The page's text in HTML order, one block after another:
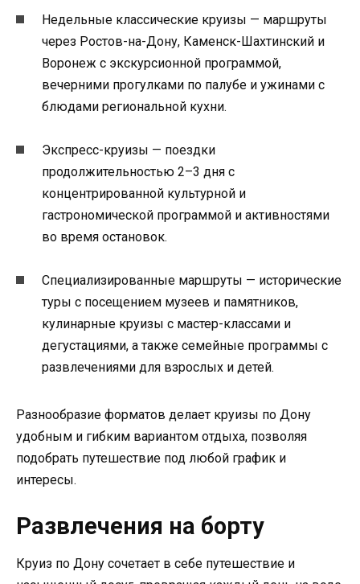
Недельные классические круизы — маршруты
через Ростов-на-Дону, Каменск-Шахтинский и
Воронеж с экскурсионной программой,
вечерними прогулками по палубе и ужинами с
блюдами региональной кухни.
Экспресс-круизы — поездки
продолжительностью 2–3 дня с
концентрированной культурной и
гастрономической программой и активностями
во время остановок.
Специализированные маршруты — исторические
туры с посещением музеев и памятников,
кулинарные круизы с мастер-классами и
дегустациями, а также семейные программы с
развлечениями для взрослых и детей.
Разнообразие форматов делает круизы по Дону
удобным и гибким вариантом отдыха, позволяя
подобрать путешествие под любой график и
интересы.
Развлечения на борту
Круиз по Дону сочетает в себе путешествие и